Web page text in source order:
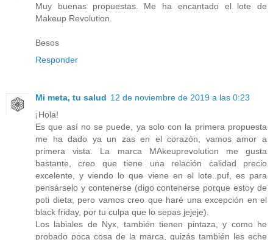
Muy buenas propuestas. Me ha encantado el lote de
Makeup Revolution.
Besos
Responder
Mi meta, tu salud 12 de noviembre de 2019 a las 0:23
¡Hola!
Es que así no se puede, ya solo con la primera propuesta
me ha dado ya un zas en el corazón, vamos amor a
primera vista. La marca MAkeuprevolution me gusta
bastante, creo que tiene una relación calidad precio
excelente, y viendo lo que viene en el lote..puf, es para
pensárselo y contenerse (digo contenerse porque estoy de
poti dieta, pero vamos creo que haré una excepción en el
black friday, por tu culpa que lo sepas jejeje).
Los labiales de Nyx, también tienen pintaza, y como he
probado poca cosa de la marca, quizás también les eche